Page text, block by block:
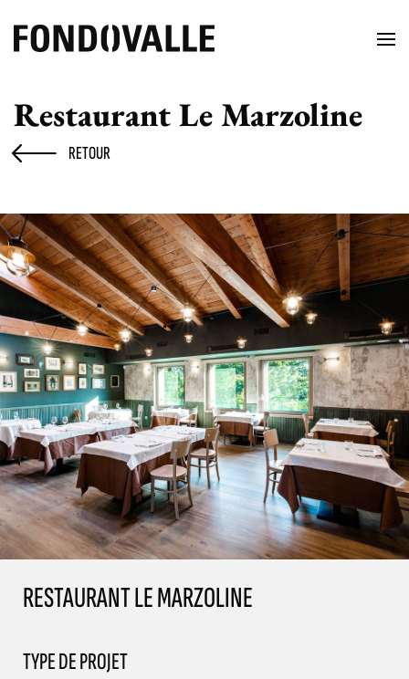
RETOUR
Restaurant Le Marzoline
RESTAURANT LE MARZOLINE
TYPE DE PROJET